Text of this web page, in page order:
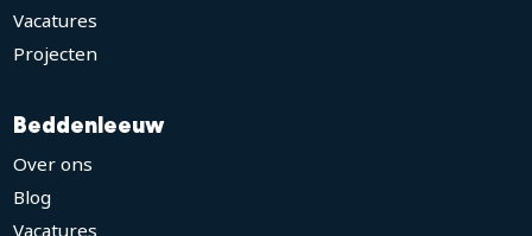
Vacatures
Projecten
Beddenleeuw
Over ons
Blog
Vacatures